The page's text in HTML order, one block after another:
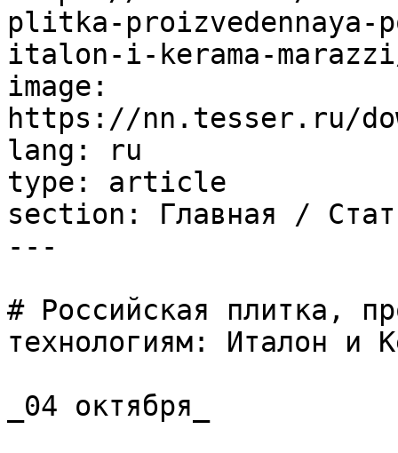
plitka-proizvedennaya-
italon-i-kerama-
image:
https://nn.tesser.ru/
lang: ru
type: article
section: Главная /
---
# Российская плитка,
технологиям: Италон и
_04 октября_